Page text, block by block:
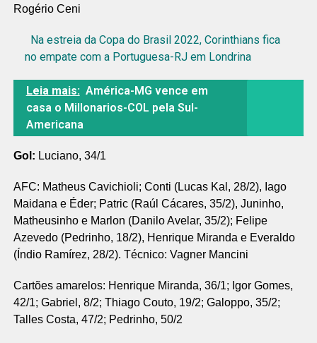
Rogério Ceni
Na estreia da Copa do Brasil 2022, Corinthians fica
no empate com a Portuguesa-RJ em Londrina
Leia mais: América-MG vence em
casa o Millonarios-COL pela Sul-
Americana
Gol: Luciano, 34/1
AFC: Matheus Cavichioli; Conti (Lucas Kal, 28/2), Iago
Maidana e Éder; Patric (Raúl Cácares, 35/2), Juninho,
Matheusinho e Marlon (Danilo Avelar, 35/2); Felipe
Azevedo (Pedrinho, 18/2), Henrique Miranda e Everaldo
(Índio Ramírez, 28/2). Técnico: Vagner Mancini
Cartões amarelos: Henrique Miranda, 36/1; Igor Gomes,
42/1; Gabriel, 8/2; Thiago Couto, 19/2; Galoppo, 35/2;
Talles Costa, 47/2; Pedrinho, 50/2